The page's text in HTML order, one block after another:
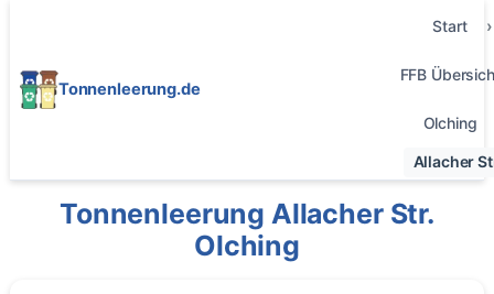
Tonnenleerung.de
Start
FFB
Olching
Allacher
Tonnenleerung Allacher Str.
Olching